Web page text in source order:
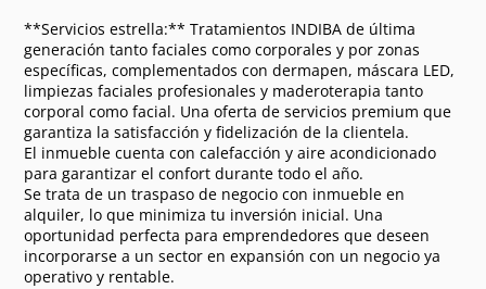
**Servicios estrella:** Tratamientos INDIBA de última
generación tanto faciales como corporales y por zonas
específicas, complementados con dermapen, máscara LED,
limpiezas faciales profesionales y maderoterapia tanto
corporal como facial. Una oferta de servicios premium que
garantiza la satisfacción y fidelización de la clientela.
El inmueble cuenta con calefacción y aire acondicionado
para garantizar el confort durante todo el año.
Se trata de un traspaso de negocio con inmueble en
alquiler, lo que minimiza tu inversión inicial. Una
oportunidad perfecta para emprendedores que deseen
incorporarse a un sector en expansión con un negocio ya
operativo y rentable.